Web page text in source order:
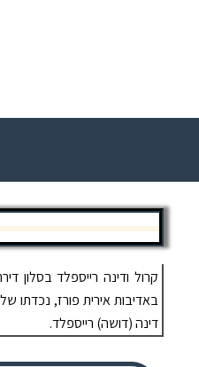
באדיבות אירית פורז,
דינה (דושה) רייספלד.